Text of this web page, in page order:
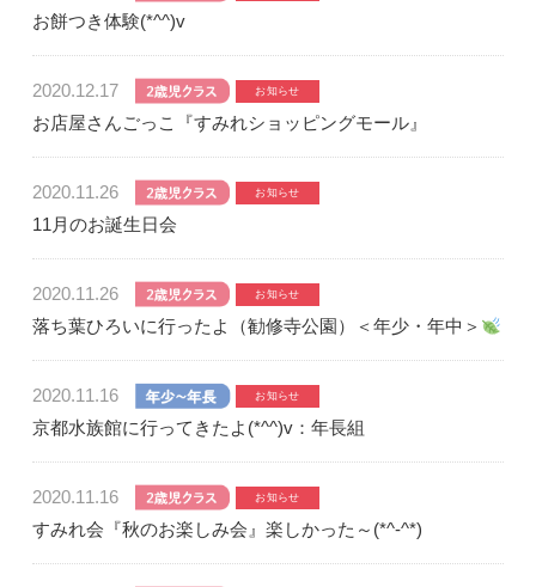
お餅つき体験(*^^)v
2020.12.17
お店屋さんごっこ『すみれショッピングモール』
2020.11.26
11月のお誕生日会
2020.11.26
落ち葉ひろいに行ったよ（勧修寺公園）＜年少・年中＞
2020.11.16
京都水族館に行ってきたよ(*^^)v：年長組
2020.11.16
すみれ会『秋のお楽しみ会』楽しかった～(*^-^*)